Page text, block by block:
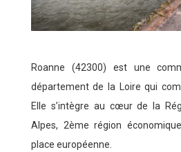
Roanne (42300) est une
département de la Loire qui
Elle s’intègre au cœur de la
Alpes, 2ème région
place européenne.